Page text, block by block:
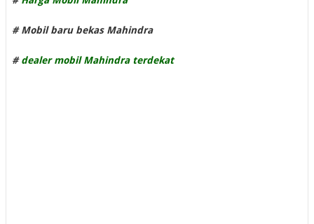
# Mobil baru bekas Mahindra
#dealer mobil Mahindra terdekat